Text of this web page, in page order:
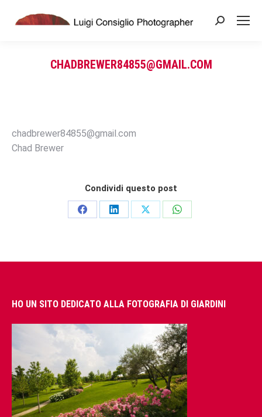
Search:
CHADBREWER84855@GMAIL.COM
chadbrewer84855@gmail.com
Chad Brewer
Condividi questo post
Share
Share
Share
Share
HO UN SITO DEDICATO ALLA FOTOGRAFIA DI GIARDINI